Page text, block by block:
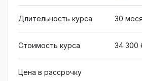
кибербезопасности.
успешного прохождения
офлайн-курсы, используя
Длительность курса 30
Стоимость курса 34 300
Цена в рассрочку